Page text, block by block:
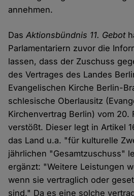
annehmen.
DasAktionsbündnis 11. Gebot
Parlamentariern zuvor die
lassen, dass der Zuschuss
des Vertrages des Landes
Evangelischen Kirche Berlin-
schlesische Oberlausitz
Kirchenvertrag Berlin) vom 20.
verstößt. Dieser legt in Artikel
das Land u.a. "für kulturelle
jährlichen "Gesamtzuschuss"
ergänzt: "Weitere Leistungen
wenn sie vertraglich oder
sind." Da es eine solche